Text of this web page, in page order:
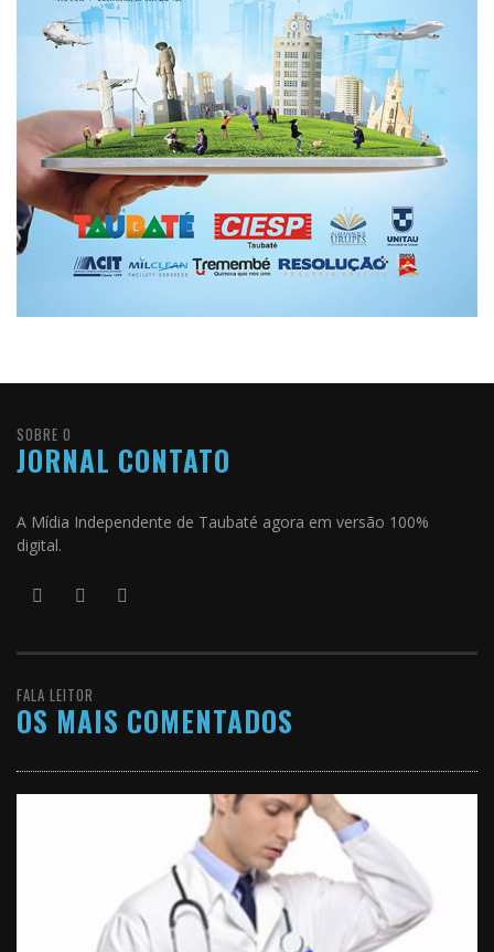
SOBRE O
JORNAL CONTATO
A Mídia Independente de Taubaté agora em versão 100%
digital.
FALA LEITOR
OS MAIS COMENTADOS